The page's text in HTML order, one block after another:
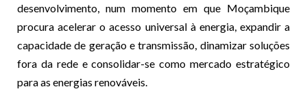
desenvolvimento, num momento em que Moçambique
procura acelerar o acesso universal à energia, expandir a
capacidade de geração e transmissão, dinamizar soluções
fora da rede e consolidar-se como mercado estratégico
para as energias renováveis.